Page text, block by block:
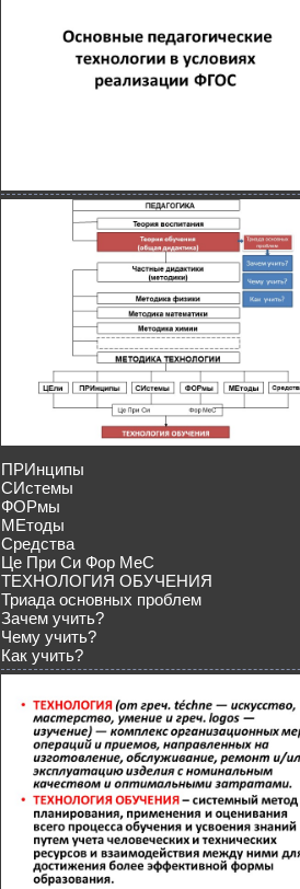
ПРИнципы
СИстемы
ФОРмы
МЕтоды
Средства
Це При Си Фор МеС
ТЕХНОЛОГИЯ ОБУЧЕНИЯ
Триада основных проблем
Зачем учить?
Чему учить?
Как учить?